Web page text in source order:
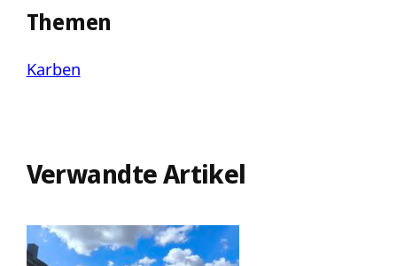
Themen
Karben
Verwandte Artikel